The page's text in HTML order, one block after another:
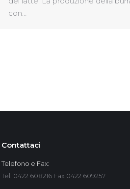
con…
Contattaci
Telefono e Fax:
Tel. 0422 608216 Fax 0422 609257